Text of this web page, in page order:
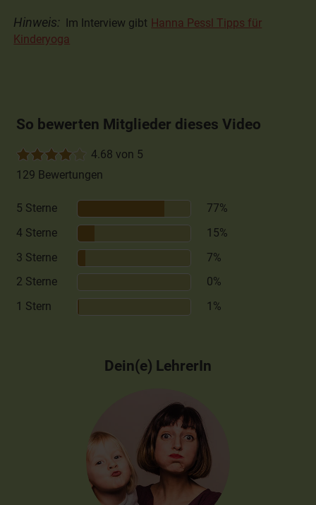
Hinweis: Im Interview gibt Hanna Pessl Tipps für
Kinderyoga
So bewerten Mitglieder dieses Video
4.68 von 5
129 Bewertungen
5 Sterne
77%
4 Sterne
15%
3 Sterne
7%
2 Sterne
0%
1 Stern
1%
Dein(e) LehrerIn